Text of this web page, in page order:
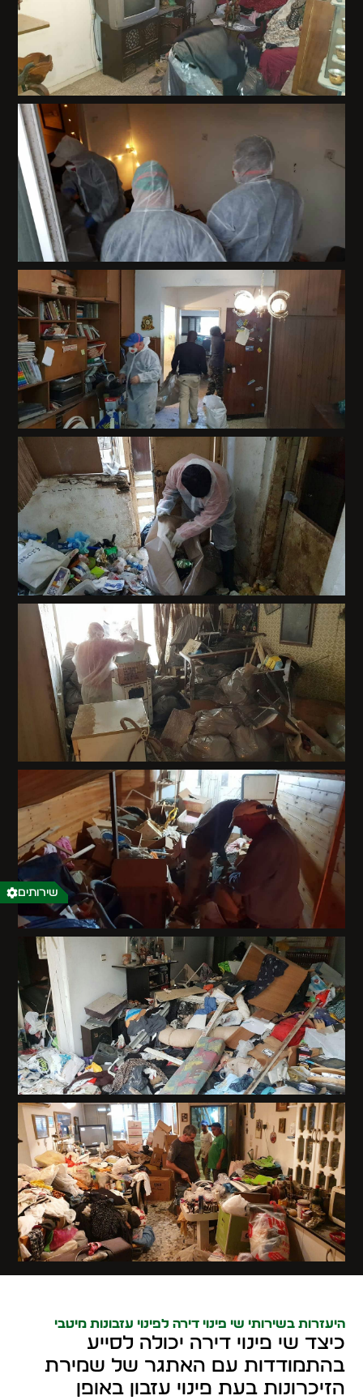
היעזרות בשירותי שי פינוי דירה לפינוי עזבונות מיטבי
כיצד שי פינוי דירה יכולה לסייע
בהתמודדות עם האתגר של שמירת
הזיכרונות בעת פינוי עזבון באופן
שירותים